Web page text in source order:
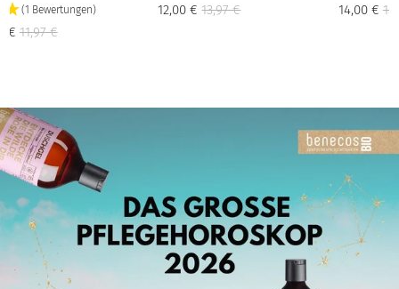
12,00 € 13,97 €
14,00 €
(1 Bewertungen)
€ 11,97 €